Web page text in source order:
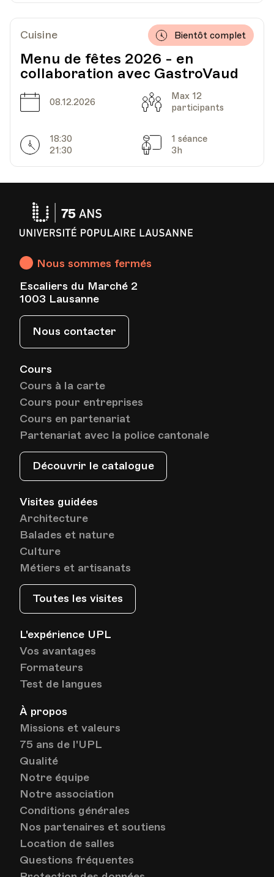
Cuisine
Menu de fêtes 2026 - en
collaboration avec GastroVaud
Bientôt complet
Date
08.12.2026 Capacité
Max 12
participants
Horarires
18:30
21:30
Séances
1 séance
3h
Cours
Cours à la carte
Cours pour entreprises
Cours en partenariat
Partenariat avec la police cantonale
Découvrir le catalogue
Visites guidées
Architecture
Balades et nature
Culture
Métiers et artisanats
Toutes les visites
L'expérience UPL
Vos avantages
Formateurs
Test de langues
À propos
Missions et valeurs
75 ans de l'UPL
Qualité
Notre équipe
Notre association
Conditions générales
Nos partenaires et soutiens
Location de salles
Questions fréquentes
Nous sommes fermés
Escaliers du Marché 2
1003 Lausanne
Nous contacter